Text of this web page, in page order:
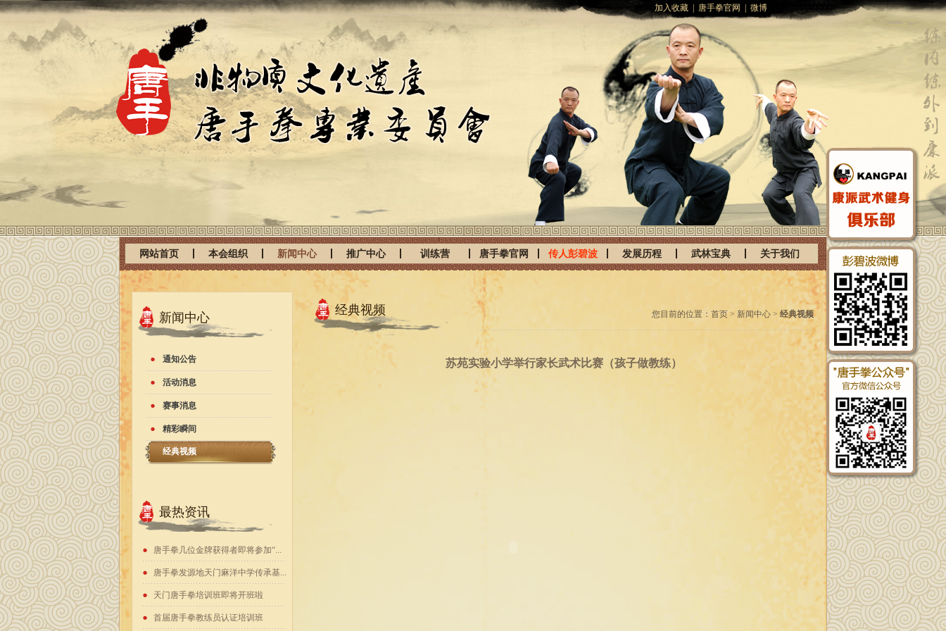
加入收藏 唐手拳官网 微博
网站首页 本会组织 新闻中心 推广中心 训练营 唐手拳官网 传人彭碧波 发展历程 武林宝典 关于我们
新闻中心
通知公告
活动消息
赛事消息
精彩瞬间
经典视频
最热资讯
唐手拳几位金牌获得者即将参加“...
唐手拳发源地天门麻洋中学传承基...
天门唐手拳培训班即将开班啦
首届唐手拳教练员认证培训班
经典视频 您目前的位置：首页 > 新闻中心 > 经典视频
苏苑实验小学举行家长武术比赛（孩子做教练）